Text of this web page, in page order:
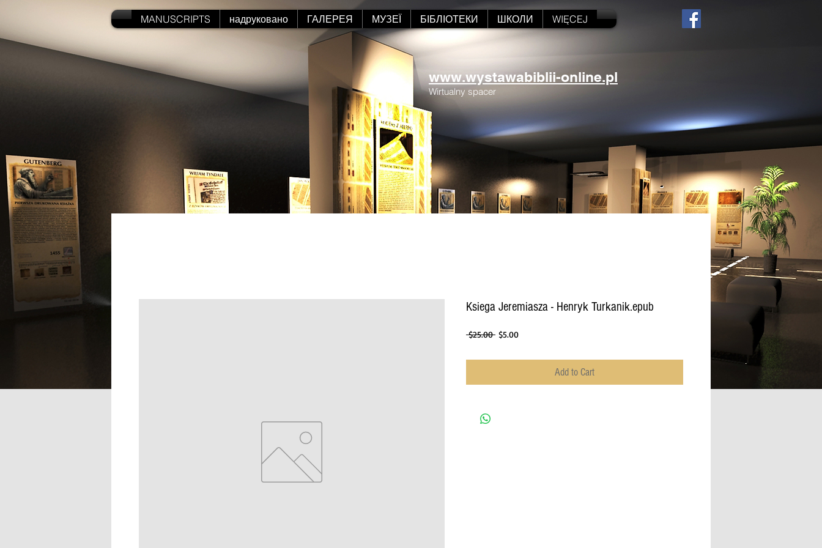
www.wystawabiblii-online.pl
Wirtualny spacer
Ksiega Jeremiasza - Henryk Turkanik.epub
$25.00 Regular
$5.00Sale
Add to Cart
MANUSCRIPTS надруковано ГАЛЕРЕЯ МУЗЕЇ БІБЛІОТЕКИ ШКОЛИ WIĘCEJ